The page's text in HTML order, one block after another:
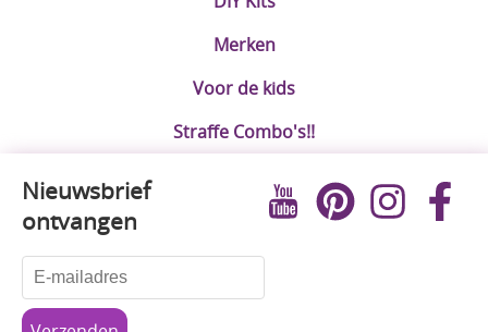
Merken
Voor de kids
Straffe Combo's!!
Nieuwsbrief
ontvangen